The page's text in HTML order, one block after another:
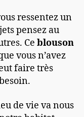
ressentez un
pensez au
Ce blouson
vous n’avez
faire très
de vie va nous